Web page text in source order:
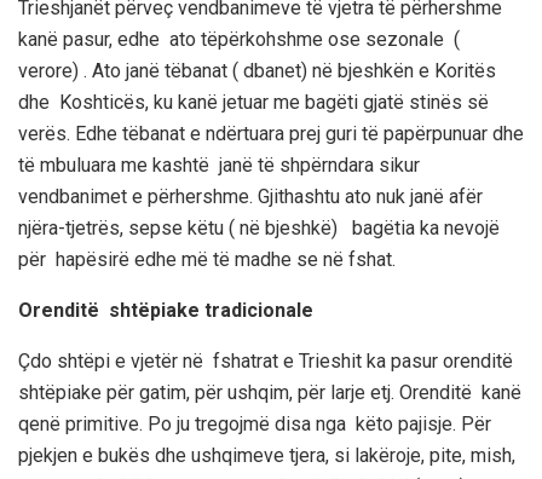
Trieshjanët përveç vendbanimeve të vjetra të përhershme
kanë pasur, edhe ato tëpërkohshme ose sezonale (
verore) . Ato janë tëbanat ( dbanet) në bjeshkën e Koritës
dhe Koshticës, ku kanë jetuar me bagëti gjatë stinës së
verës. Edhe tëbanat e ndërtuara prej guri të papërpunuar dhe
të mbuluara me kashtë janë të shpërndara sikur
vendbanimet e përhershme. Gjithashtu ato nuk janë afër
njëra-tjetrës, sepse këtu ( në bjeshkë) bagëtia ka nevojë
për hapësirë edhe më të madhe se në fshat.
Orenditë shtëpiake tradicionale
Çdo shtëpi e vjetër në fshatrat e Trieshit ka pasur orenditë
shtëpiake për gatim, për ushqim, për larje etj. Orenditë kanë
qenë primitive. Po ju tregojmë disa nga këto pajisje. Për
pjekjen e bukës dhe ushqimeve tjera, si lakëroje, pite, mish,